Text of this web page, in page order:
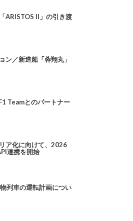
ARISTOS II」の引き渡
ン／新造船「蓉翔丸」
Teamとのパートナー
ア化に向けて、2026
連携を開始
列車の運転計画につい